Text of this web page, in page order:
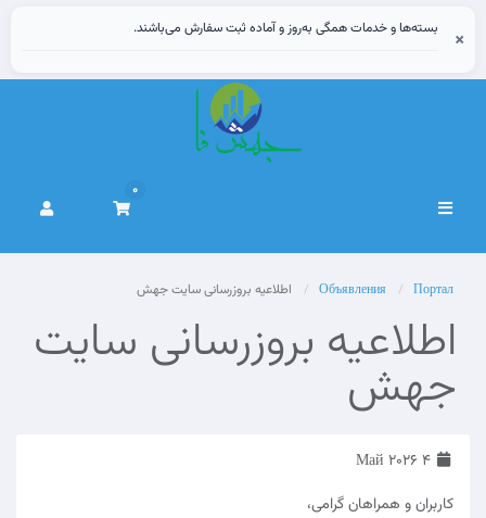
بسته‌ها و خدمات همگی به‌روز و آماده ثبت سفارش می‌باشند. ×
Переключить
0
Портал
Объявления اطلاعیه بروزرسانی سایت جهش‌
اطلاعیه بروزرسانی سایت
جهش‌
4 Май 2026
کاربران و همراهان گرامی،